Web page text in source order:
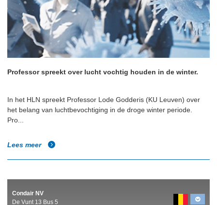
Professor spreekt over lucht vochtig houden in de winter.
In het HLN spreekt Professor Lode Godderis (KU Leuven) over
het belang van luchtbevochtiging in de droge winter periode.
Pro...
Lees meer
Condair NV
De Vunt 13 Bus 5